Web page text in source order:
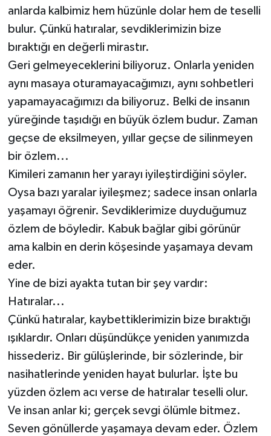
anlarda kalbimiz hem hüzünle dolar hem de teselli
bulur. Çünkü hatıralar, sevdiklerimizin bize
bıraktığı en değerli mirastır.
Geri gelmeyeceklerini biliyoruz. Onlarla yeniden
aynı masaya oturamayacağımızı, aynı sohbetleri
yapamayacağımızı da biliyoruz. Belki de insanın
yüreğinde taşıdığı en büyük özlem budur. Zaman
geçse de eksilmeyen, yıllar geçse de silinmeyen
bir özlem...
Kimileri zamanın her yarayı iyileştirdiğini söyler.
Oysa bazı yaralar iyileşmez; sadece insan onlarla
yaşamayı öğrenir. Sevdiklerimize duyduğumuz
özlem de böyledir. Kabuk bağlar gibi görünür
ama kalbin en derin köşesinde yaşamaya devam
eder.
Yine de bizi ayakta tutan bir şey vardır:
Hatıralar...
Çünkü hatıralar, kaybettiklerimizin bize bıraktığı
ışıklardır. Onları düşündükçe yeniden yanımızda
hissederiz. Bir gülüşlerinde, bir sözlerinde, bir
nasihatlerinde yeniden hayat bulurlar. İşte bu
yüzden özlem acı verse de hatıralar teselli olur.
Ve insan anlar ki; gerçek sevgi ölümle bitmez.
Seven gönüllerde yaşamaya devam eder. Özlem